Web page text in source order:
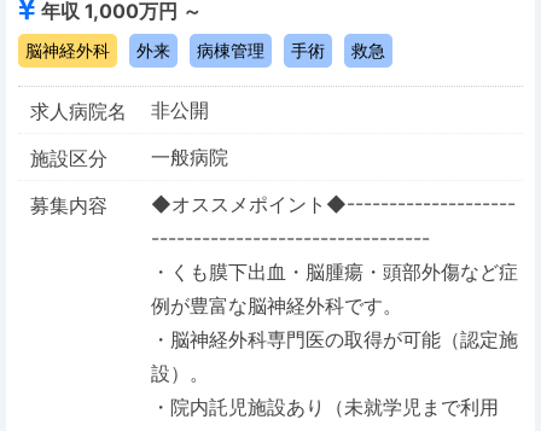
年収 1,000万円 ～
脳神経外科 外来 病棟管理 手術 救急
求人病院名
非公開
施設区分
一般病院
募集内容
◆オススメポイント◆--------------------
---------------------------------
・くも膜下出血・脳腫瘍・頭部外傷など症
例が豊富な脳神経外科です。
・脳神経外科専門医の取得が可能（認定施
設）。
・院内託児施設あり（未就学児まで利用